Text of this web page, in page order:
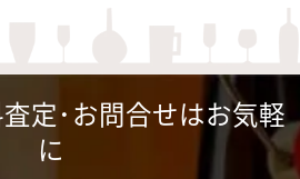
定･お問合せはお気軽
に